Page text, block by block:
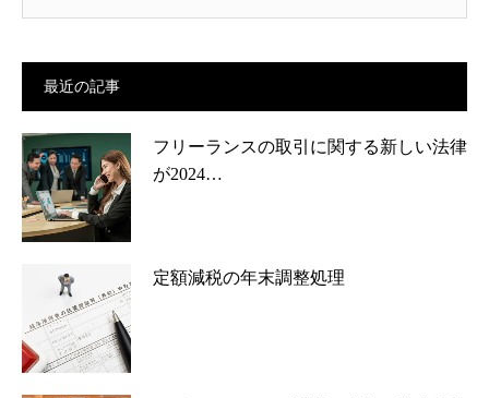
最近の記事
フリーランスの取引に関する新しい法律
が2024…
定額減税の年末調整処理